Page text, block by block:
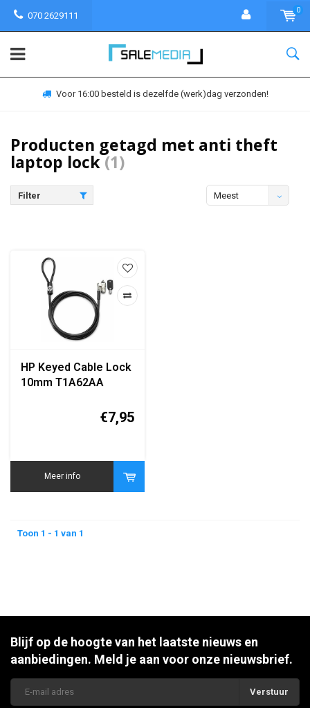
070 2629111
0
Voor 16:00 besteld is dezelfde (werk)dag verzonden!
Producten getagd met anti theft
laptop lock(1)
Filter
Meest
HP Keyed Cable Lock
10mm T1A62AA
€7,95
Meer info
Toon 1 - 1 van 1
Blijf op de hoogte van het laatste nieuws en
aanbiedingen. Meld je aan voor onze nieuwsbrief.
Verstuur